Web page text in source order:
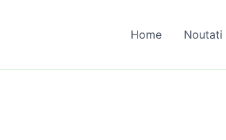
Home Noutati